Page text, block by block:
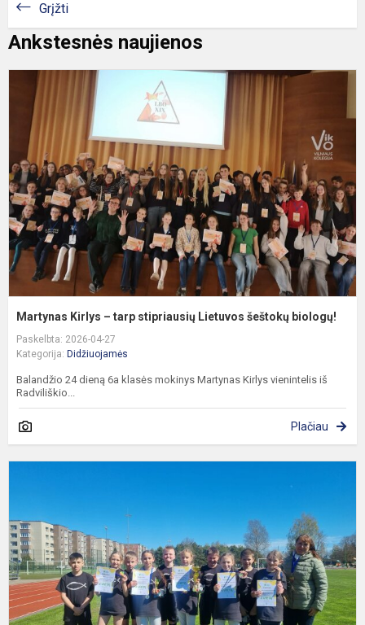
Grįžti
Ankstesnės naujienos
Martynas Kirlys – tarp stipriausių Lietuvos šeštokų biologų!
Paskelbta: 2026-04-27
Kategorija: Didžiuojamės
Balandžio 24 dieną 6a klasės mokinys Martynas Kirlys vienintelis iš
Radviliškio...
Plačiau